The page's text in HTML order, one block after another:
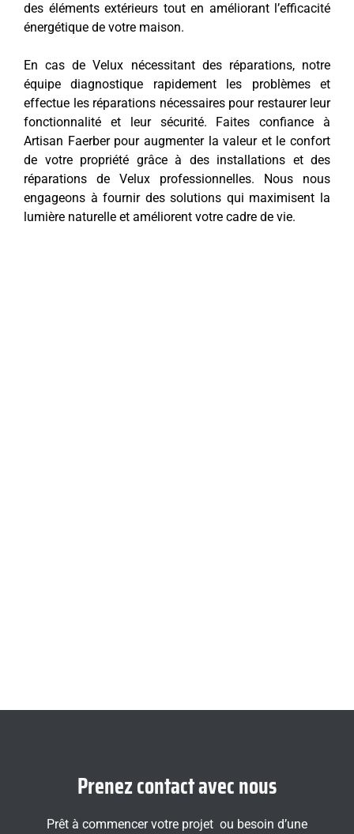
des éléments extérieurs tout en améliorant l’efficacité
énergétique de votre maison.
En cas de Velux nécessitant des réparations, notre
équipe diagnostique rapidement les problèmes et
effectue les réparations nécessaires pour restaurer leur
fonctionnalité et leur sécurité. Faites confiance à
Artisan Faerber pour augmenter la valeur et le confort
de votre propriété grâce à des installations et des
réparations de Velux professionnelles. Nous nous
engageons à fournir des solutions qui maximisent la
lumière naturelle et améliorent votre cadre de vie.
Prenez contact avec nous
Prêt à commencer votre projet ou besoin d’une